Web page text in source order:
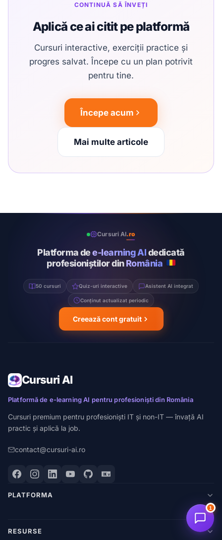
CONTINUĂ SĂ ÎNVEȚI
Aplică ce ai citit pe platformă
Cursuri interactive, exerciții practice și
progres salvat. Începe cu un plan potrivit
pentru tine.
Începe acum
Mai multe articole
Cursuri AI.ro
Platforma dee-learning AIdedicată
profesioniștilor dinRomânia
50 cursuri Quiz-uri interactive Asistent AI integrat
Conținut actualizat periodic
Creează cont gratuit
Cursuri AI
Platformă de e-learning AI pentru profesioniști din România
Cursuri premium pentru profesioniști IT și non-IT — învață AI
practic și aplică la job.
contact@cursuri-ai.ro
PLATFORMA
RESURSE
1